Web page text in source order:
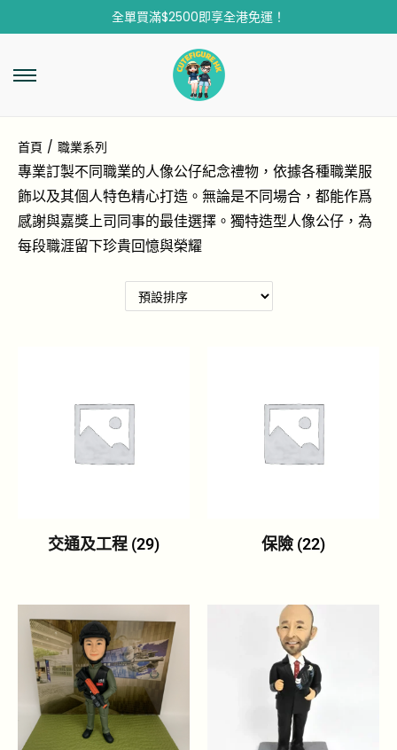
全單買滿$2500即享全港免運！
首頁 / 職業系列
專業訂製不同職業的人像公仔紀念禮物，依據各種職業服
飾以及其個人特色精心打造。無論是不同場合，都能作爲
感謝與嘉獎上司同事的最佳選擇。獨特造型人像公仔，為
每段職涯留下珍貴回憶與榮耀
交通及工程 (29) 保險 (22)